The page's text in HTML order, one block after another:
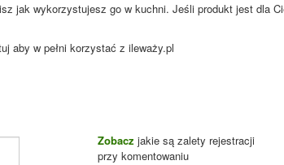
jak wykorzystujesz go w kuchni. Jeśli produkt jest dla
aby w pełni korzystać z ileważy.pl
Zobacz jakie są zalety rejestracji
przy komentowaniu